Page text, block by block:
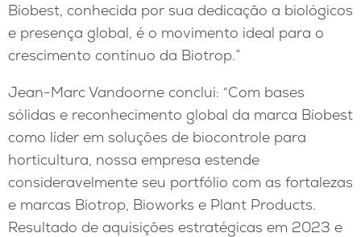
Biobest, conhecida por sua dedicação a biológicos
e presença global, é o movimento ideal para o
crescimento contínuo da Biotrop.”
Jean-Marc Vandoorne conclui: “Com bases
sólidas e reconhecimento global da marca Biobest
como líder em soluções de biocontrole para
horticultura, nossa empresa estende
consideravelmente seu portfólio com as fortalezas
e marcas Biotrop, Bioworks e Plant Products.
Resultado de aquisições estratégicas em 2023 e